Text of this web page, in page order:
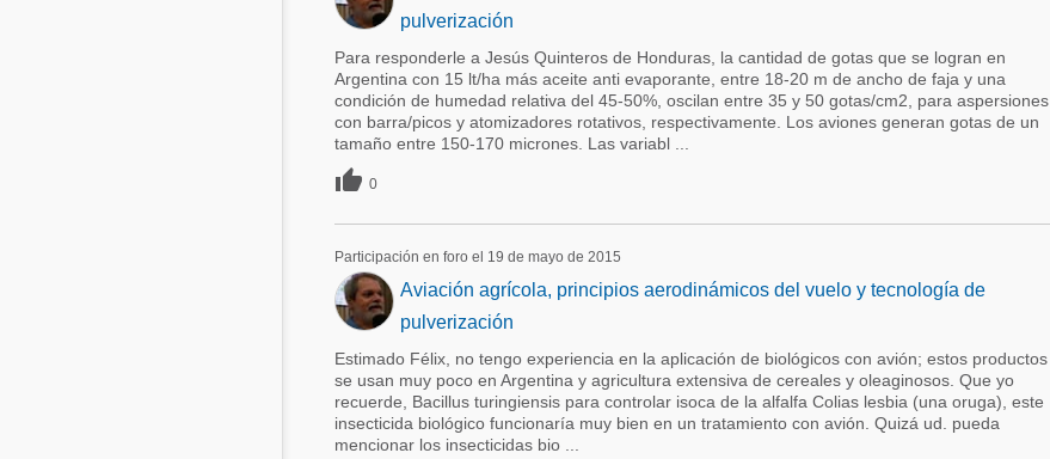
pulverización
Para responderle a Jesús Quinteros de Honduras, la cantidad de gotas que se logran en
Argentina con 15 lt/ha más aceite anti evaporante, entre 18-20 m de ancho de faja y una
condición de humedad relativa del 45-50%, oscilan entre 35 y 50 gotas/cm2, para aspersiones
con barra/picos y atomizadores rotativos, respectivamente. Los aviones generan gotas de un
tamaño entre 150-170 micrones. Las variabl ...
 0
Participación en foro el 19 de mayo de 2015
Aviación agrícola, principios aerodinámicos del vuelo y tecnología de
pulverización
Estimado Félix, no tengo experiencia en la aplicación de biológicos con avión; estos productos
se usan muy poco en Argentina y agricultura extensiva de cereales y oleaginosos. Que yo
recuerde, Bacillus turingiensis para controlar isoca de la alfalfa Colias lesbia (una oruga), este
insecticida biológico funcionaría muy bien en un tratamiento con avión. Quizá ud. pueda
mencionar los insecticidas bio ...